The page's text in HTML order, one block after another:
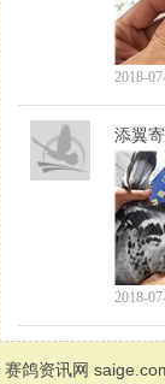
2018-
添翼
2018-
赛鸽资讯网